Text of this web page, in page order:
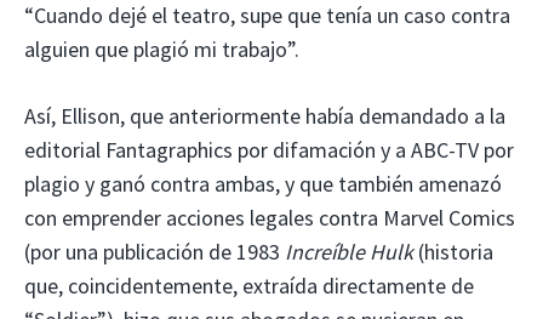
“Cuando dejé el teatro, supe que tenía un caso contra
alguien que plagió mi trabajo”.
Así, Ellison, que anteriormente había demandado a la
editorial Fantagraphics por difamación y a ABC-TV por
plagio y ganó contra ambas, y que también amenazó
con emprender acciones legales contra Marvel Comics
(por una publicación de 1983 Increíble Hulk(historia
que, coincidentemente, extraída directamente de